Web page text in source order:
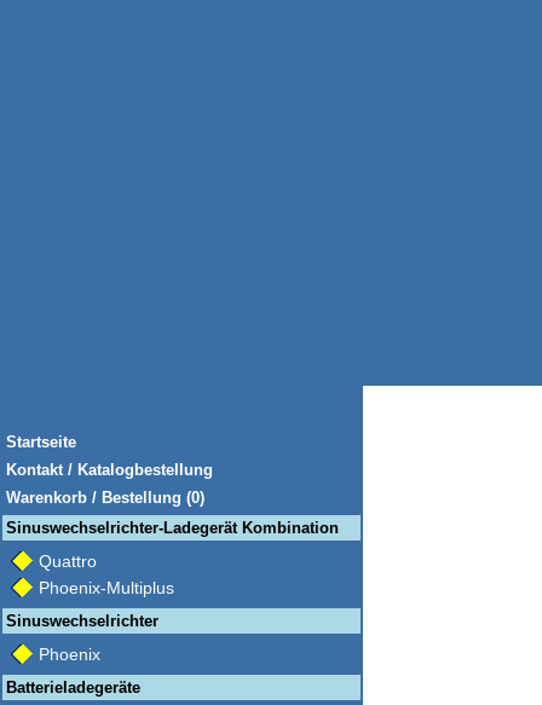
Startseite
Kontakt / Katalogbestellung
Warenkorb / Bestellung (0)
Sinuswechselrichter-Ladegerät Kombination
Quattro
Phoenix-Multiplus
Sinuswechselrichter
Phoenix
Batterieladegeräte